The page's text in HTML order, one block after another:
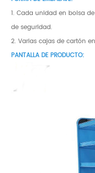
1. Cada unidad en bolsa
de seguridad.
2. Varias cajas de cartón
PANTALLA DE PRODUCTO: